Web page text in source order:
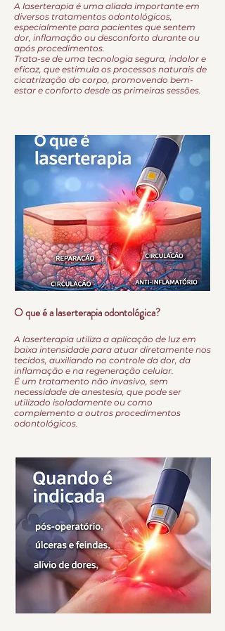
A laserterapia é uma aliada importante em
diversos tratamentos odontológicos,
especialmente para pacientes que sentem
dor, inflamação ou desconforto durante ou
após procedimentos.
Trata-se de uma tecnologia segura, indolor e
eficaz, que estimula os processos naturais de
cicatrização do corpo, promovendo bem-
estar e conforto desde as primeiras sessões.
O que é a laserterapia odontológica?
A laserterapia utiliza a aplicação de luz em
baixa intensidade para atuar diretamente nos
tecidos, auxiliando no controle da dor, da
inflamação e na regeneração celular.
É um tratamento não invasivo, sem
necessidade de anestesia, que pode ser
utilizado isoladamente ou como
complemento a outros procedimentos
odontológicos.